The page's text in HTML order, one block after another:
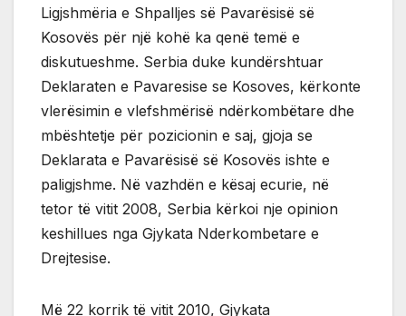
Ligjshmëria e Shpalljes së Pavarësisë së
Kosovës për një kohë ka qenë temë e
diskutueshme. Serbia duke kundërshtuar
Deklaraten e Pavaresise se Kosoves, kërkonte
vlerësimin e vlefshmërisë ndërkombëtare dhe
mbështetje për pozicionin e saj, gjoja se
Deklarata e Pavarësisë së Kosovës ishte e
paligjshme. Në vazhdën e kësaj ecurie, në
tetor të vitit 2008, Serbia kërkoi nje opinion
keshillues nga Gjykata Nderkombetare e
Drejtesise.
Më 22 korrik të vitit 2010, Gjykata